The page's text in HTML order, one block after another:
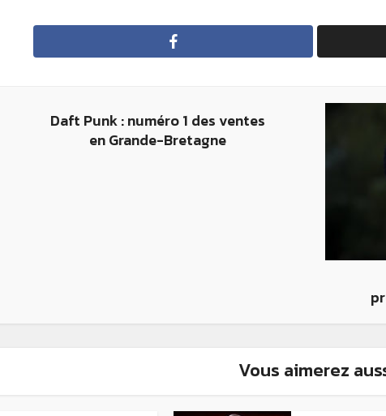
Daft Punk : numéro 1 des ventes
en Grande-Bretagne
Vous aimerez